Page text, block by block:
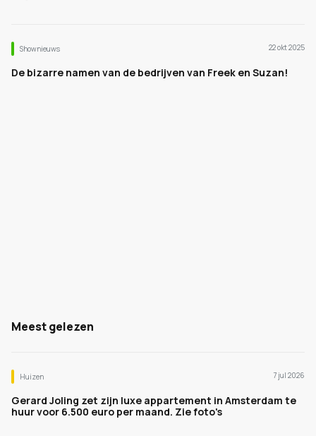
Shownieuws 22 okt 2025
De bizarre namen van de bedrijven van Freek en Suzan!
Meest gelezen
Huizen 7 jul 2026
Gerard Joling zet zijn luxe appartement in Amsterdam te
huur voor 6.500 euro per maand. Zie foto's